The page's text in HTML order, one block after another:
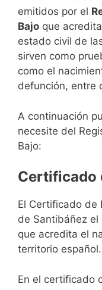
emitidos por el
Bajo que
estado civil de
sirven como
como el
defunción, entre
A continuación
necesite del
Bajo:
Certificado
El Certificado de
de Santibáñez
que acredita el
territorio español.
En el certificado